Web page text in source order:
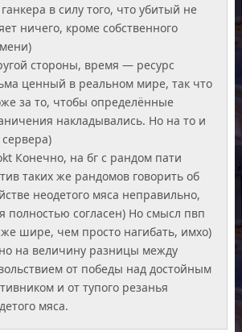
в силу того, что убитый не
ничего, кроме собственного
стороны, время — ресурс
ценный в реальном мире, так что
за то, чтобы определённые
накладывались. Но на то и
Конечно, на бг с рандом пати
таких же рандомов говорить об
неодетого мяса неправильно,
полностью согласен) Но смысл пвп
же шире, чем просто нагибать, имхо)
на величину разницы между
от победы над достойным
и от тупого резанья
мяса.